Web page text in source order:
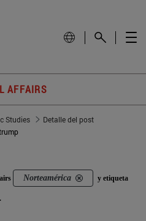
AFFAIRS
Studies
Detalle del post
Norteamérica y etiqueta
.